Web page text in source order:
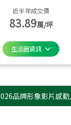
近半年成交價
83.89萬/坪
生活圈資訊
形象影片感動上映✦✦